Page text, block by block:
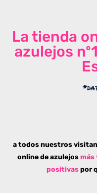
La tienda
azulejos
a todos nuestros
online de azulejos más
positivaspor